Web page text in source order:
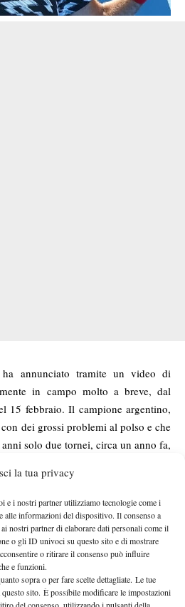
la tua privacy
e i nostri partner utilizziamo tecnologie come i
alle informazioni del dispositivo. Il consenso a
nostri partner di elaborare dati personali come il
o gli ID univoci su questo sito e di mostrare
o ritirare il consenso può influire
e funzioni.
sopra o per fare scelte dettagliate. Le tue
questo sito. È possibile modificare le impostazioni
ha annunciato tramite un video di
in campo molto a breve, dal
15 febbraio. Il campione argentino,
dei grossi problemi al polso e che
solo due tornei, circa un anno fa,
la felicità di poter tornare che il
difficili che hanno caratterizzato
è stato portato dalla sua
a pensare al ritiro.Un sentito
tutte le persone che gli sono state
che l’hanno sostenuto e convinto a